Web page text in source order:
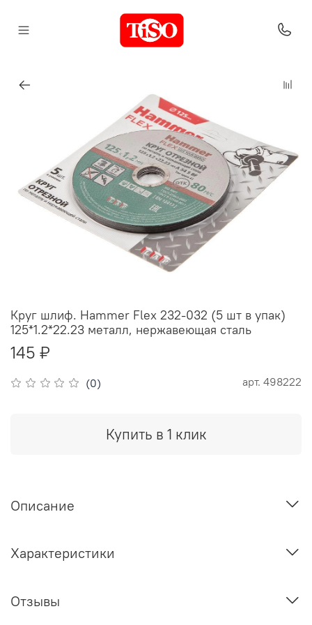
(0) арт. 498222
Круг шлиф. Hammer Flex 232-032 (5 шт в упак)
125*1.2*22.23 металл, нержавеющая сталь
145 ₽
Купить в 1 клик
Описание
Характеристики
Отзывы